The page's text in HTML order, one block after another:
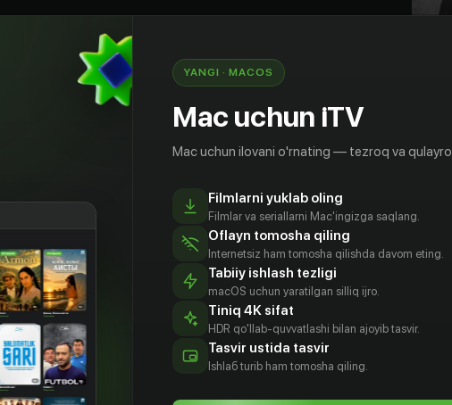
Николай
Гринько
Aktyor
Назаров
Иннокентий
Смоктуновский
Aktyor
Алла
YANGI · MACOS
Mac uchun iTV
Mac uchun ilovani o'rnating — tezroq va
Filmlarni yuklab oling
Filmlar va seriallarni Mac'ingizga saqlang.
Oflayn tomosha qiling
Internetsiz ham tomosha qilishda davom eting.
Tabiiy ishlash tezligi
macOS uchun yaratilgan silliq ijro.
Tiniq 4K sifat
HDR qo'llab-quvvatlashi bilan ajoyib tasvir.
Tasvir ustida tasvir
Ishlаб turib ham tomosha qiling.